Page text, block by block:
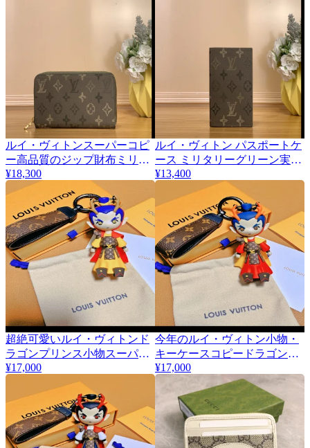
ルイ・ヴィトンスーパーコピ
ー高品質のジップ財布ミリタ
リーグリーン M27056
¥18,300
ルイ・ヴィトン パスポートケ
ース ミリタリーグリーン実物
写真100% M27054
¥13,400
超絶可愛いルイ・ヴィトンド
ラゴンプリンス小物スーパー
コピーキーホルダー 447648
¥17,000
今年のルイ・ヴィトン小物・
キーケースコピードラゴンプ
リンスキーホルダーブランド
¥17,000